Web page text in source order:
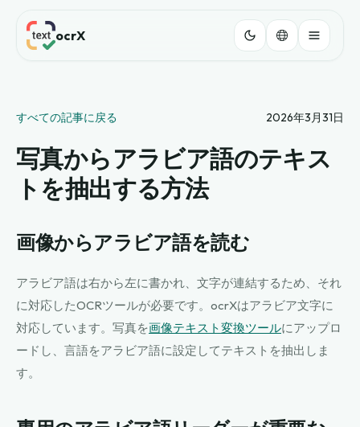
ocrX
すべての記事に戻る 2026年3月31日
写真からアラビア語のテキス
トを抽出する方法
画像からアラビア語を読む
アラビア語は右から左に書かれ、文字が連結するため、それ
に対応したOCRツールが必要です。ocrXはアラビア文字に
対応しています。写真を画像テキスト変換ツールにアップロ
ードし、言語をアラビア語に設定してテキストを抽出しま
す。